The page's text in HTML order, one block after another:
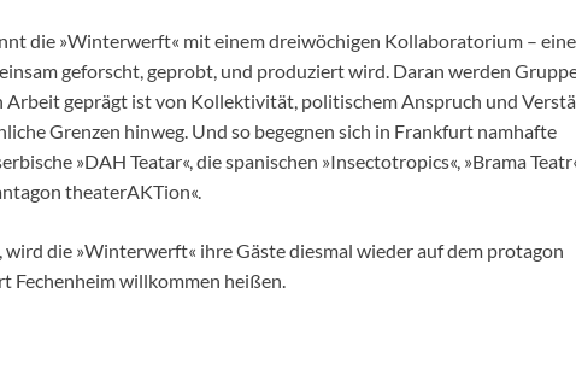
die »Winterwerft« mit einem dreiwöchigen Kollaboratorium –
geforscht, geprobt, und produziert wird. Daran werden
Arbeit geprägt ist von Kollektivität, politischem Anspruch und
Grenzen hinweg. Und so begegnen sich in Frankfurt namhafte
»DAH Teatar«, die spanischen »Insectotropics«, »Brama
theaterAKTion«.
wird die »Winterwerft« ihre Gäste diesmal wieder auf dem protagon
Fechenheim willkommen heißen.